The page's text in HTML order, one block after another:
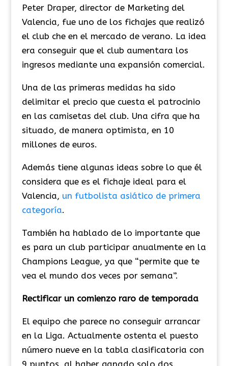
Peter Draper, director de Marketing del
Valencia, fue uno de los fichajes que realizó
el club che en el mercado de verano. La idea
era conseguir que el club aumentara los
ingresos mediante una expansión comercial.
Una de las primeras medidas ha sido
delimitar el precio que cuesta el patrocinio
en las camisetas del club. Una cifra que ha
situado, de manera optimista, en 10
millones de euros.
Además tiene algunas ideas sobre lo que él
considera que es el fichaje ideal para el
Valencia, un futbolista asiático de primera
categoría.
También ha hablado de lo importante que
es para un club participar anualmente en la
Champions League, ya que “permite que te
vea el mundo dos veces por semana”.
Rectificar un comienzo raro de temporada
El equipo che parece no conseguir arrancar
en la Liga. Actualmente ostenta el puesto
número nueve en la tabla clasificatoria con
9 puntos, al haber ganado solo dos